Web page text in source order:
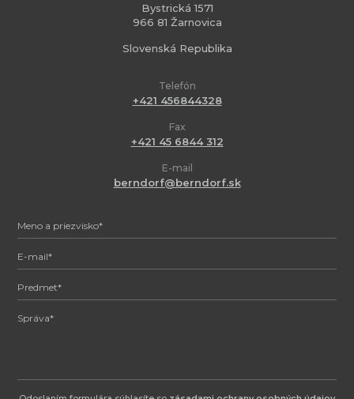
Bystrická 1571
966 81 Žarnovica
Slovenská Republika
Telefón
+421 456844328
Fax
+421 45 6844 312
E-mail
berndorf@berndorf.sk